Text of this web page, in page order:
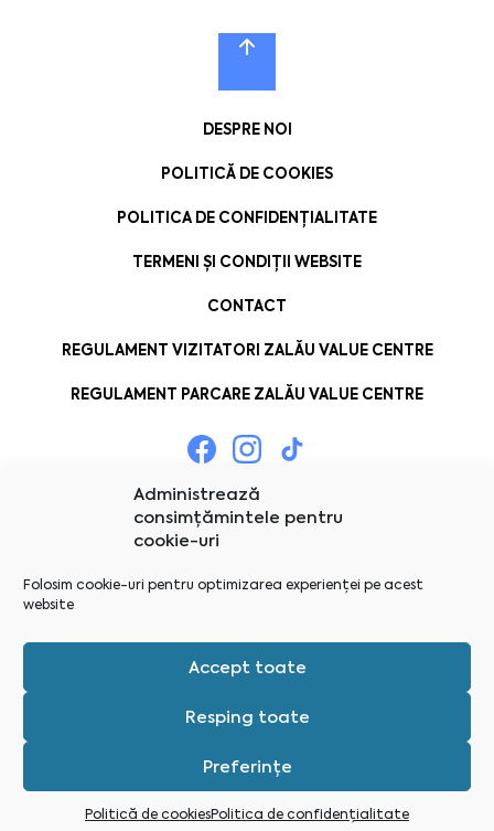
Administrează
consimțămintele pentru
cookie-uri
Folosim cookie-uri pentru optimizarea experienței pe acest
website
Accept toate
Resping toate
Preferințe
Politică de cookiesPolitica de confidențialitate
DESPRE NOI
POLITICĂ DE COOKIES
POLITICA DE CONFIDENȚIALITATE
TERMENI ȘI CONDIȚII WEBSITE
CONTACT
REGULAMENT VIZITATORI ZALĂU VALUE CENTRE
REGULAMENT PARCARE ZALĂU VALUE CENTRE
Administrează consimțămintele